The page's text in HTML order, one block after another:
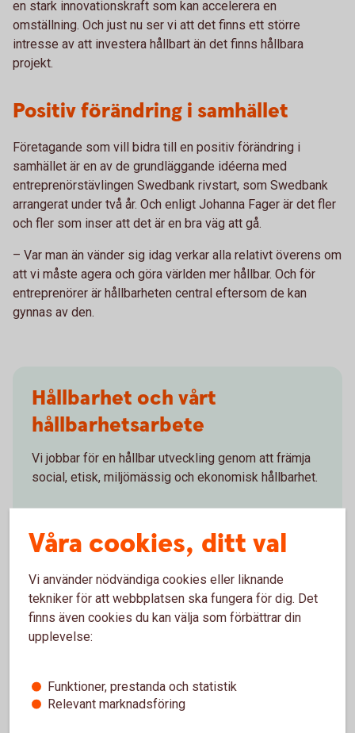
en stark innovationskraft som kan accelerera en
omställning. Och just nu ser vi att det finns ett större
intresse av att investera hållbart än det finns hållbara
projekt.
Positiv förändring i samhället
Företagande som vill bidra till en positiv förändring i
samhället är en av de grundläggande idéerna med
entreprenörstävlingen Swedbank rivstart, som Swedbank
arrangerat under två år. Och enligt Johanna Fager är det fler
och fler som inser att det är en bra väg att gå.
– Var man än vänder sig idag verkar alla relativt överens om
att vi måste agera och göra världen mer hållbar. Och för
entreprenörer är hållbarheten central eftersom de kan
gynnas av den.
Hållbarhet och vårt
hållbarhetsarbete
Vi jobbar för en hållbar utveckling genom att främja
social, etisk, miljömässig och ekonomisk hållbarhet.
Våra cookies, ditt val
Vi använder nödvändiga cookies eller liknande
tekniker för att webbplatsen ska fungera för dig. Det
finns även cookies du kan välja som förbättrar din
upplevelse:
Funktioner, prestanda och statistik
Relevant marknadsföring